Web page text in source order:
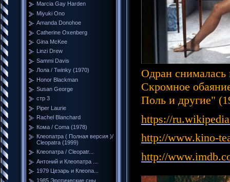
Marcia Gay Harden
Miyuki Ono
Amanda Donohoe
Catherine Oxenberg
Gina McKee
Linzi Drew
Sammi Davis
Лола / Twinky (1970)
Honor Blackman
Susan George
стр 3
Piper Laurie
Rachel Blanchard
Кома / Coma (1978)
Клеопатра ( Полная версия )/
Cleopatra (1999)
Клеопатра / Cleopatr...
Антоний и Клеопатра ...
1979 Цезарь и Клеопа...
1985 Эротические сны
Одран
Скромное
Поль и другие"
https://
http://www.kino-
http://